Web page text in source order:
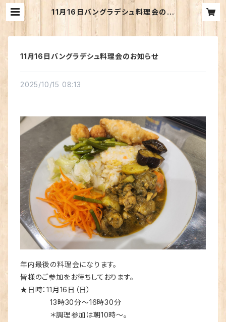
11月16日バングラデシュ料理会のお
知らせ | コポトッコ・バングラデシュ
11月16日バングラデシュ料理会のお知らせ
2025/10/15 08:13
年内最後の料理会になります。
皆様のご参加をお待ちしております。
★日時：11月16日（日）
13時30分〜16時30分
＊調理参加は朝10時〜。